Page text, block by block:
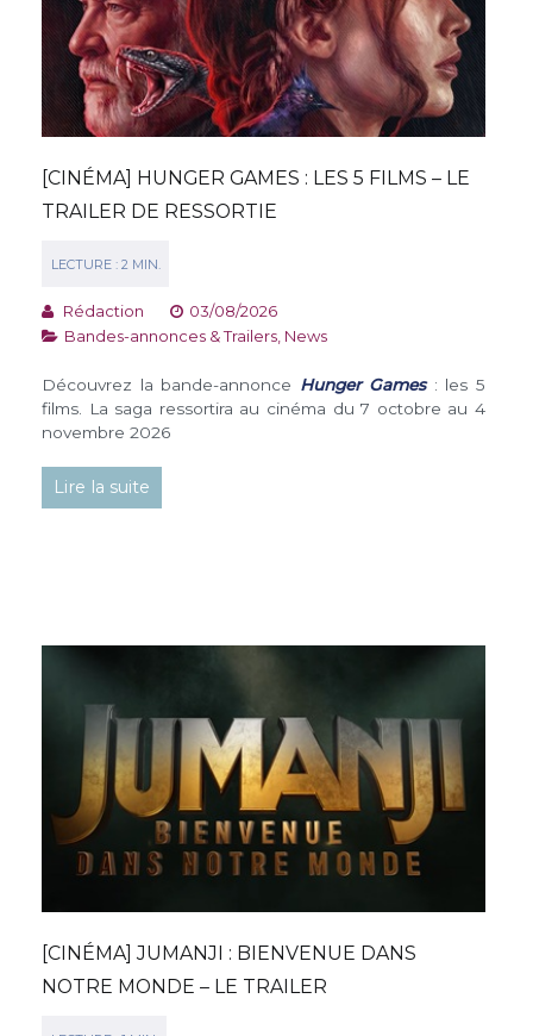
[CINÉMA] HUNGER GAMES : LES 5 FILMS – LE
TRAILER DE RESSORTIE
Rédaction
03/08/2026
Bandes-annonces & Trailers, News
Découvrez la bande-annonce Hunger Games: les 5
films. La saga ressortira au cinéma du 7 octobre au 4
novembre 2026
Lire la suite
[CINÉMA] JUMANJI : BIENVENUE DANS
NOTRE MONDE – LE TRAILER